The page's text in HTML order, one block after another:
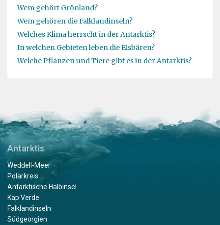
Wem gehört Grönland?
Wem gehören die Falklandinseln?
Welches Klima herrscht in der Antarktis?
In welchen Gebieten leben die Eisbären?
Welche Pflanzen und Tiere gibt es in der Antarktis?
Antarktis
Weddell-Meer
Polarkreis
Antarktische Halbinsel
Kap Verde
Falklandinseln
Südgeorgien